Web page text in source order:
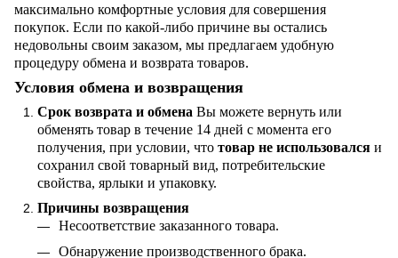
максимально комфортные условия для совершения
покупок. Если по какой-либо причине вы остались
недовольны своим заказом, мы предлагаем удобную
процедуру обмена и возврата товаров.
Условия обмена и возвращения
Срок возврата и обмена Вы можете вернуть или
обменять товар в течение 14 дней с момента его
получения, при условии, что товар не использовался и
сохранил свой товарный вид, потребительские
свойства, ярлыки и упаковку.
Причины возвращения
Несоответствие заказанного товара.
Обнаружение производственного брака.